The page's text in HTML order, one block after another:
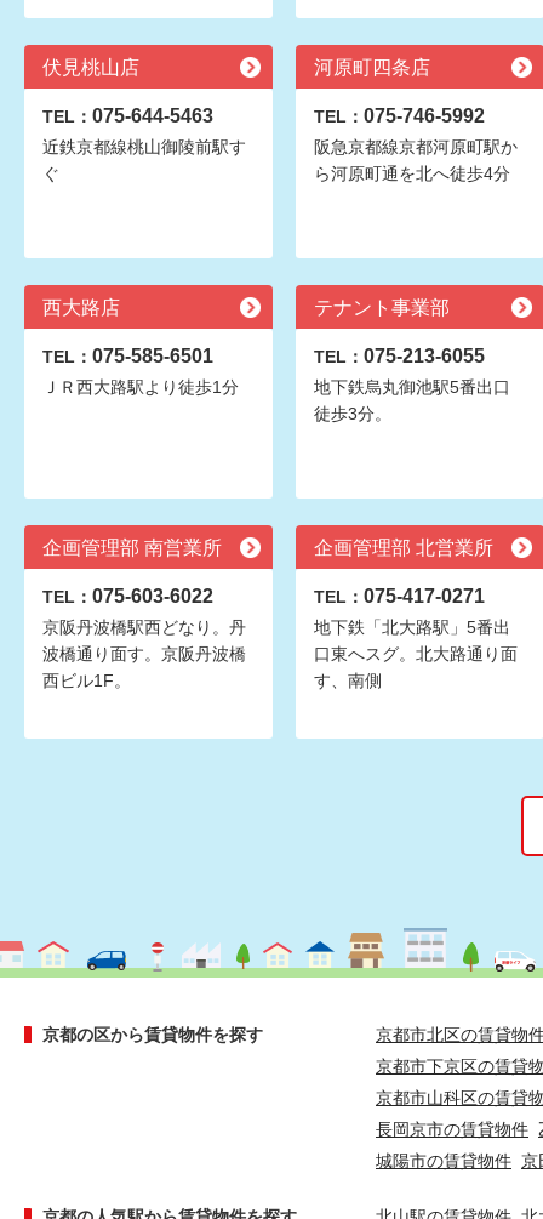
伏見桃山店
TEL： 075-644-5463
近鉄京都線桃山御陵前駅す
ぐ
河原町四条店
TEL： 075-746-5992
阪急京都線京都河原町駅か
ら河原町通を北へ徒歩4分
西大路店
TEL： 075-585-6501
ＪＲ西大路駅より徒歩1分
テナント事業部
TEL： 075-213-6055
地下鉄烏丸御池駅5番出口
徒歩3分。
企画管理部 南営業所
TEL： 075-603-6022
京阪丹波橋駅西どなり。丹
波橋通り面す。京阪丹波橋
西ビル1F。
企画管理部 北営業所
TEL： 075-417-0271
地下鉄「北大路駅」5番出
口東へスグ。北大路通り面
す、南側
京都の区から賃貸物件を探す
京都市北区の賃貸物
京都市下京区の賃貸
京都市山科区の賃貸
長岡京市の賃貸物件
城陽市の賃貸物件 京